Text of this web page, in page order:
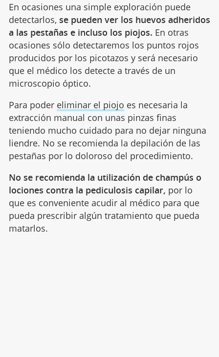
En ocasiones una simple exploración puede
detectarlos, se pueden ver los huevos adheridos
a las pestañas e incluso los piojos. En otras
ocasiones sólo detectaremos los puntos rojos
producidos por los picotazos y será necesario
que el médico los detecte a través de un
microscopio óptico.
Para poder eliminar el piojo es necesaria la
extracción manual con unas pinzas finas
teniendo mucho cuidado para no dejar ninguna
liendre. No se recomienda la depilación de las
pestañas por lo doloroso del procedimiento.
No se recomienda la utilización de champús o
lociones contra la pediculosis capilar, por lo
que es conveniente acudir al médico para que
pueda prescribir algún tratamiento que pueda
matarlos.